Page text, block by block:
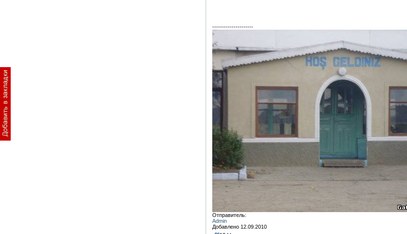
---------------------
Отправитель:
Admin
Добавлено 12.09.2010